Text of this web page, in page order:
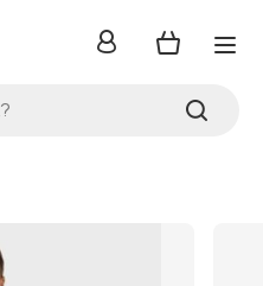
inloggen